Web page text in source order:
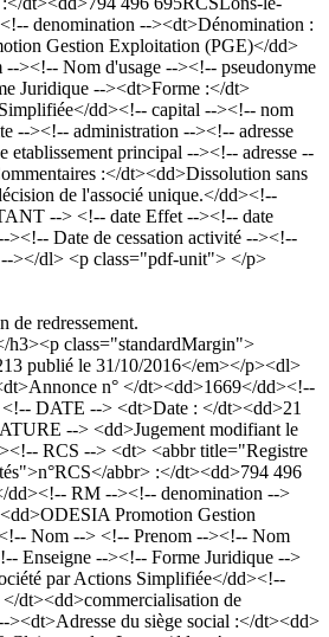
denomination --><dt>Dénomination :
Gestion Exploitation (PGE)</dd>
><!-- Nom d'usage --><!-- pseudonyme
Juridique --><dt>Forme :</dt>
dd><!-- capital --><!-- nom
--><!-- administration --><!-- adresse
etablissement principal --><!-- adresse --
:</dt><dd>Dissolution sans
de l'associé unique.</dd><!--
--> <!-- date Effet --><!-- date
><!-- Date de cessation activité --><!--
--></dl> <p class="pdf-unit"> </p>
de redressement.
h3><p class="standardMargin">
publié le 31/10/2016</em></p><dl>
n° </dt><dd>1669</dd><!--
DATE --> <dt>Date : </dt><dd>21
--> <dd>Jugement modifiant le
RCS --> <dt> <abbr title="Registre
abbr> :</dt><dd>794 496
dd><!-- RM --><!-- denomination -->
Promotion Gestion
Nom --> <!-- Prenom --><!-- Nom
Enseigne --><!-- Forme Juridique -->
par Actions Simplifiée</dd><!--
dt><dd>commercialisation de
><dt>Adresse du siège social :</dt><dd>